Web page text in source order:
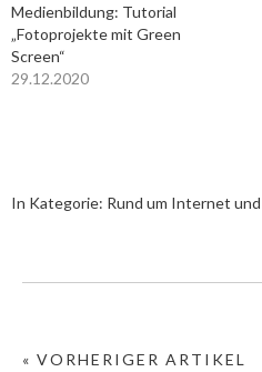
Medienbildung: Tutorial
„Fotoprojekte mit Green
Screen“
29.12.2020
In Kategorie: Rund um Internet
« VORHERIGER ARTIKEL